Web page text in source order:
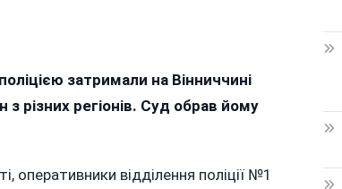
затримали на Вінниччині
з різних регіонів. Суд обрав йому
оперативники відділення поліції №1